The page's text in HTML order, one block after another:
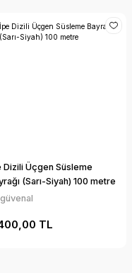
Dizili Üçgen Süsleme
(Sarı-Siyah) 100 metre
TL